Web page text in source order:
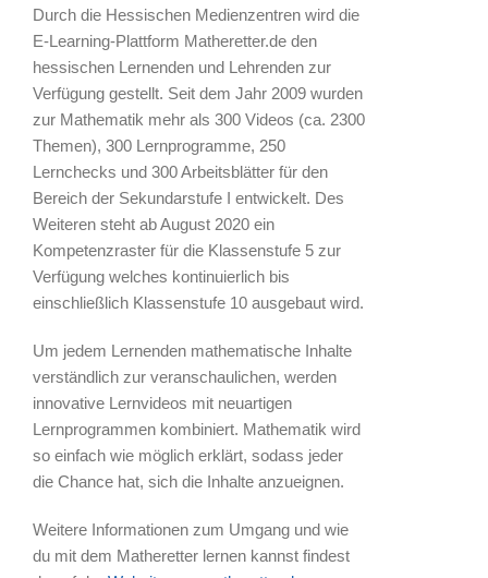
Durch die Hessischen Medienzentren wird die
E-Learning-Plattform Matheretter.de den
hessischen Lernenden und Lehrenden zur
Verfügung gestellt. Seit dem Jahr 2009 wurden
zur Mathematik mehr als 300 Videos (ca. 2300
Themen), 300 Lernprogramme, 250
Lernchecks und 300 Arbeitsblätter für den
Bereich der Sekundarstufe I entwickelt. Des
Weiteren steht ab August 2020 ein
Kompetenzraster für die Klassenstufe 5 zur
Verfügung welches kontinuierlich bis
einschließlich Klassenstufe 10 ausgebaut wird.
Um jedem Lernenden mathematische Inhalte
verständlich zur veranschaulichen, werden
innovative Lernvideos mit neuartigen
Lernprogrammen kombiniert. Mathematik wird
so einfach wie möglich erklärt, sodass jeder
die Chance hat, sich die Inhalte anzueignen.
Weitere Informationen zum Umgang und wie
du mit dem Matheretter lernen kannst findest